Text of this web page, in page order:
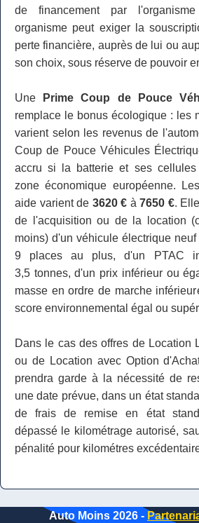
de financement par
organisme peut exiger la
perte financière, auprès de lui ou
son choix, sous réserve de pouvoir
Une
Prime Coup de Pouce
remplace le bonus écologique : les
varient selon les revenus de
Coup de Pouce Véhicules
accru si la batterie et ses cellules
zone économique européenne.
aide varient de 3620 € à7650 €.
de l'acquisition ou de la location
moins) d'un véhicule électrique
9 places au plus, d'un PTAC
3,5 tonnes, d'un prix inférieur ou
masse en ordre de marche
score environnemental égal ou
Dans le cas des offres de Location
ou de Location avec Option
prendra garde à la nécessité de
une date prévue, dans un état
de frais de remise en état
dépassé le kilométrage autorisé,
pénalité pour kilométres
Auto Moins 2026 -